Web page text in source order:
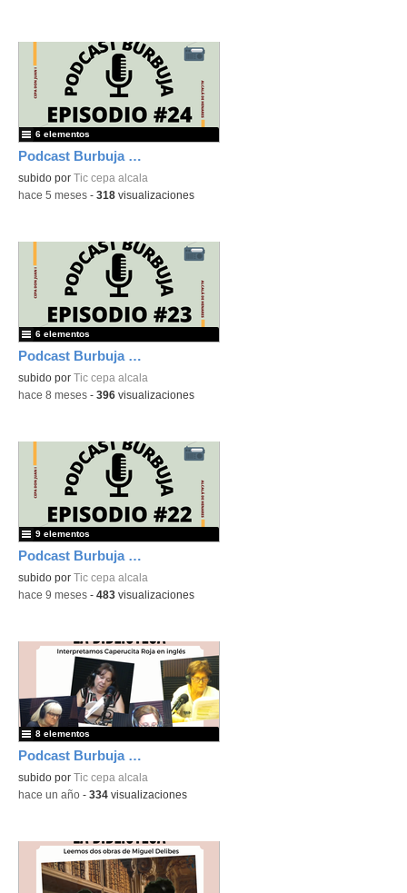
Podcast Burbuja Episodio #24
subido por Tic cepa alcala
6 elementos
-hace 5 meses - 318 visualizaciones
Podcast Burbuja Episodio #23
subido por Tic cepa alcala
6 elementos
-hace 8 meses - 396 visualizaciones
Podcast Burbuja Episodio #22
subido por Tic cepa alcala
9 elementos
-hace 9 meses - 483 visualizaciones
Podcast Burbuja Episodio #21
subido por Tic cepa alcala
8 elementos
-hace un año - 334 visualizaciones